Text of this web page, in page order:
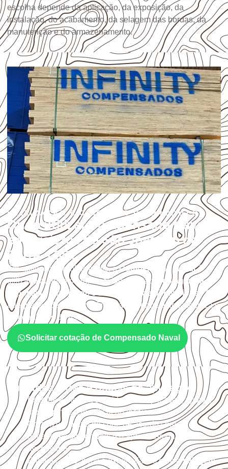
escolha depende da aplicação, da exposição, da
instalação, do acabamento, da selagem das bordas, da
manutenção e do armazenamento.
UTILIZAÇÃO E CUIDADOS DO PRODUTO
Onde utilizar Compensado Naval
em projetos de São Joaquim da
Barra – SP?
Em aplicações profissionais, oCompensado Navalé
utilizado quando o projeto exige atenção à colagem, à
exposição à umidade e à estabilidade dimensional . A
adequação deve ser confirmada conforme a ficha técnica e
as condições de uso.
Solicitar cotação de Compensado Naval
Cuidados antes e depois da aplicação
Escolha a medida considerando aplicação, apoios,
montagem e especificação técnica.
Organize o plano de corte de acordo com as
dimensões disponíveis e o aproveitamento
necessário.
Proteja cortes, furos e extremidades com aselagem